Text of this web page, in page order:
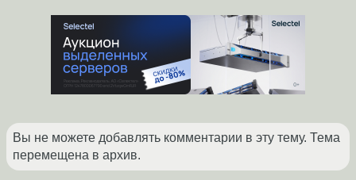
Вы не можете добавлять комментарии в эту тему. Тема
перемещена в архив.